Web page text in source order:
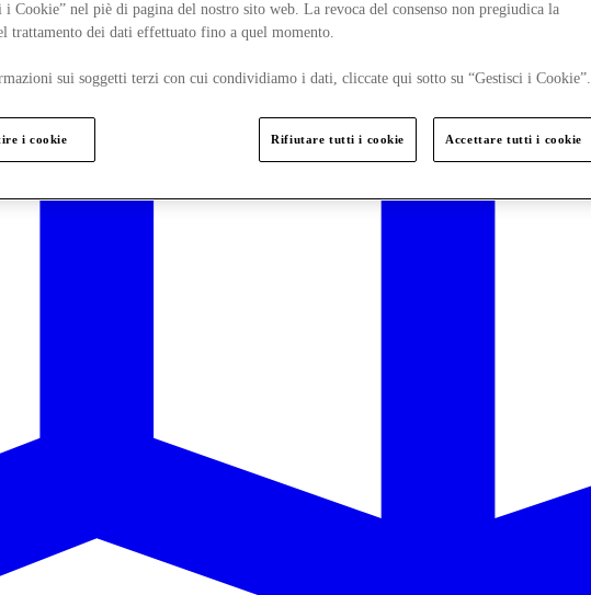
i Cookie” nel piè di pagina del nostro sito web. La revoca del consenso non pregiudica la
trattamento dei dati effettuato fino a quel momento.
sui soggetti terzi con cui condividiamo i dati, cliccate qui sotto su “Gestisci i Cookie”.
i cookie Rifiutare tutti i cookie Accettare tutti i cookie